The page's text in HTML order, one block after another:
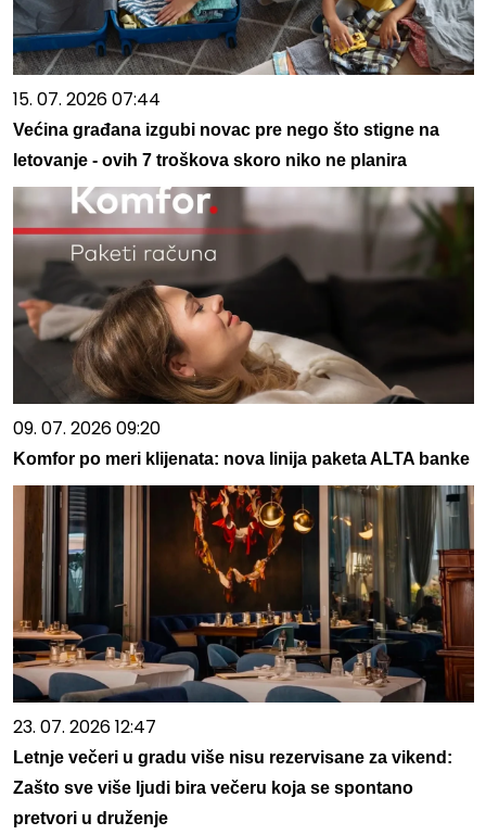
15. 07. 2026 07:44
Većina građana izgubi novac pre nego što stigne na
letovanje - ovih 7 troškova skoro niko ne planira
09. 07. 2026 09:20
Komfor po meri klijenata: nova linija paketa ALTA banke
23. 07. 2026 12:47
Letnje večeri u gradu više nisu rezervisane za vikend:
Zašto sve više ljudi bira večeru koja se spontano
pretvori u druženje